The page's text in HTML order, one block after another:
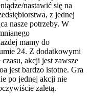
nastawić się na
z jednej
nasze potrzeby. W
mamy do
24. Z dodatkowymi
akcji jest zawsze
jest bardzo istotne. Gra
po jednej akcji nie
zaletą.